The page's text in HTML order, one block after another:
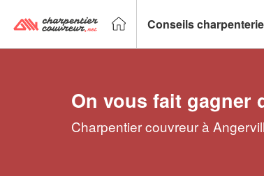
Conseils charpenterie
On vous fait gagner
Charpentier couvreur à